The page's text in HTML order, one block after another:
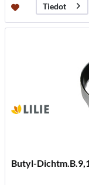
Tiedot
Butyl-